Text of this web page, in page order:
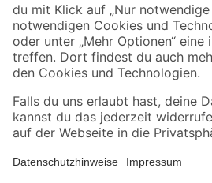
Jetzt die toom-App herunterladen
Alle Preisangaben in EUR inkl. gesetzl. MwSt.. Die
Umständen nicht in allen Märkten verfügbar. Die
Produkte nur solange der Vorrat reicht.
*Paketversand ab 59 € versandkostenfrei, gilt nicht für